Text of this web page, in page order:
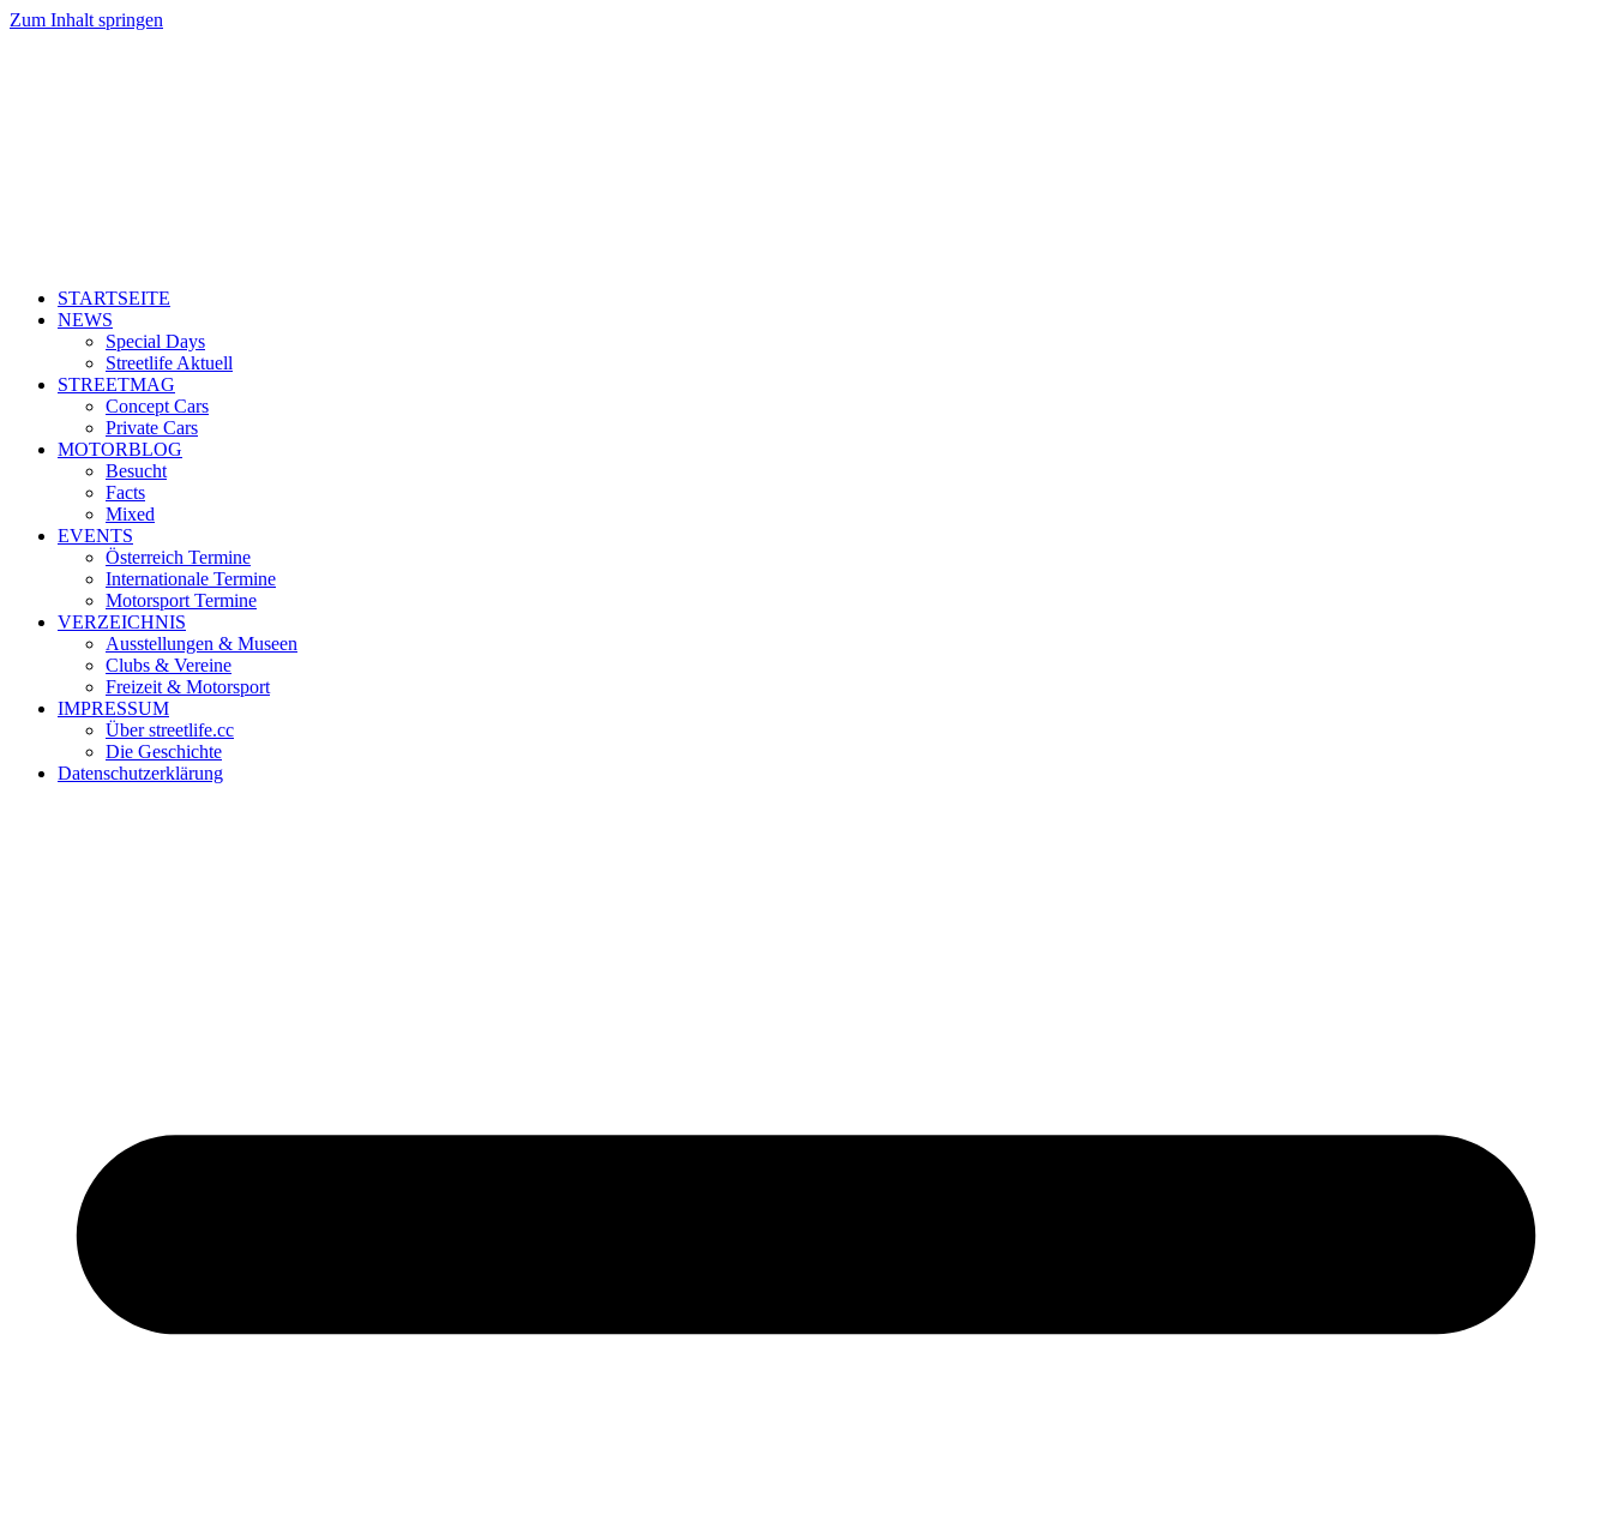
Zum Inhalt springen
STARTSEITE
NEWS
Special Days
Streetlife Aktuell
STREETMAG
Concept Cars
Private Cars
MOTORBLOG
Besucht
Facts
Mixed
EVENTS
Österreich Termine
Internationale Termine
Motorsport Termine
VERZEICHNIS
Ausstellungen & Museen
Clubs & Vereine
Freizeit & Motorsport
IMPRESSUM
Über streetlife.cc
Die Geschichte
Datenschutzerklärung